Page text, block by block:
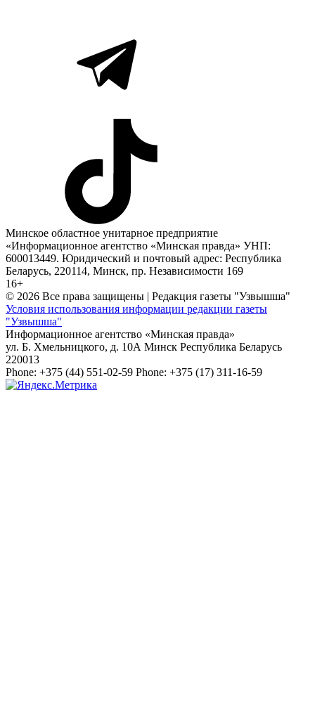
Минское областное унитарное предприятие
«Информационное агентство «Минская правда» УНП:
600013449. Юридический и почтовый адрес: Республика
Беларусь, 220114, Минск, пр. Независимости 169
16+
© 2026 Все права защищены | Редакция газеты "Узвышша"
Условия использования информации редакции газеты
"Узвышша"
Информационное агентство «Минская правда»
ул. Б. Хмельницкого, д. 10А Минск Республика Беларусь
220013
Phone: +375 (44) 551-02-59 Phone: +375 (17) 311-16-59